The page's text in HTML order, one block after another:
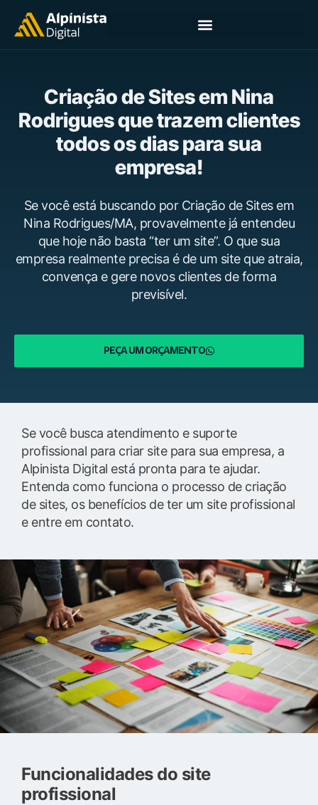
Criação de Sites em Nina
Rodrigues que trazem clientes
todos os dias para sua
empresa!
Se você está buscando por Criação de Sites em
Nina Rodrigues/MA, provavelmente já entendeu
que hoje não basta “ter um site”. O que sua
empresa realmente precisa é de um site que atraia,
convença e gere novos clientes de forma
previsível.
PEÇA UM ORÇAMENTO
Se você busca atendimento e suporte
profissional para criar site para sua empresa, a
Alpinista Digital está pronta para te ajudar.
Entenda como funciona o processo de criação
de sites, os benefícios de ter um site profissional
e entre em contato.
Funcionalidades do site
profissional